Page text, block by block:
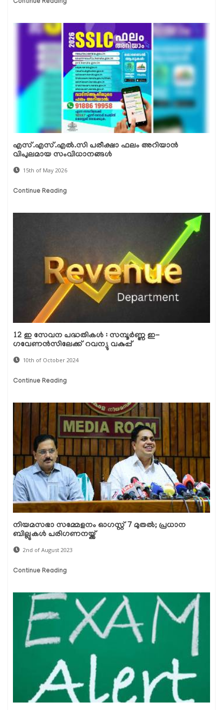
Continue Reading
എസ്.എസ്.എൽ.സി പരീക്ഷാ ഫലം അറിയാൻ
വിപുലമായ സംവിധാനങ്ങൾ
15th of May 2026
Continue Reading
12 ഇ സേവന പദ്ധതികൾ : സമ്പൂർണ്ണ ഇ-
ഗവേണൻസിലേക്ക് റവന്യു വകുപ്പ്
10th of October 2024
Continue Reading
നിയമസഭാ സമ്മേളനം ഓഗസ്റ്റ് 7 മുതൽ; പ്രധാന
ബില്ലുകൾ പരിഗണനയ്ക്ക്
2nd of August 2023
Continue Reading